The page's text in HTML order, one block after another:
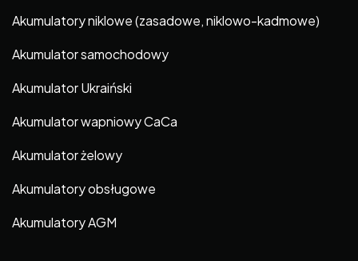
Akumulatory niklowe (zasadowe, niklowo-kadmowe)
Akumulator samochodowy
Akumulator Ukraiński
Akumulator wapniowy CaCa
Akumulator żelowy
Akumulatory obsługowe
Akumulatory AGM